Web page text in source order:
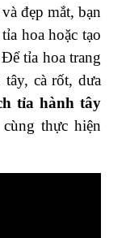
đẹp mắt, bạn
hoa hoặc tạo
tỉa hoa trang
cà rốt, dưa
tỉa hành tây
thực hiện